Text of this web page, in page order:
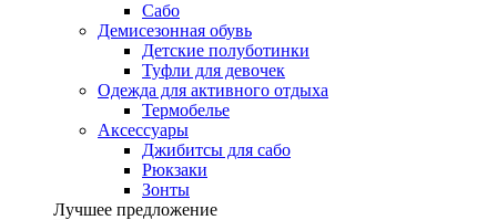
Сабо
Демисезонная обувь
Детские полуботинки
Туфли для девочек
Одежда для активного отдыха
Термобелье
Аксессуары
Джибитсы для сабо
Рюкзаки
Зонты
Лучшее предложение